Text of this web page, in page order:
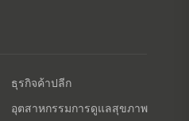
ธุรกิจค้าปลีก
อุตสาหกรรมการดูแลสุขภาพ